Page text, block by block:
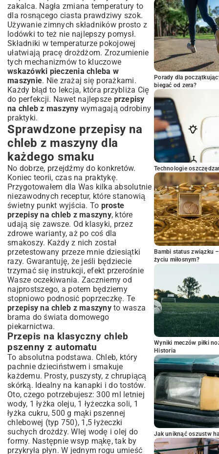
zakalca. Nagła zmiana temperatury to
dla rosnącego ciasta prawdziwy szok.
Używanie zimnych składników prosto z
lodówki to też nie najlepszy pomysł.
Składniki w temperaturze pokojowej
ułatwiają pracę drożdżom. Zrozumienie
tych mechanizmów to kluczowe
wskazówki pieczenia chleba w
maszynie. Nie zrażaj się porażkami.
Każdy błąd to lekcja, która przybliża Cię
do perfekcji. Nawet najlepsze przepisy
na chleb z maszyny wymagają odrobiny
praktyki.
Sprawdzone przepisy na
chleb z maszyny dla
każdego smaku
No dobrze, przejdźmy do konkretów.
Koniec teorii, czas na praktykę.
Przygotowałem dla Was kilka absolutnie
niezawodnych receptur, które stanowią
świetny punkt wyjścia. To proste
przepisy na chleb z maszyny, które
udają się zawsze. Od klasyki, przez
zdrowe warianty, aż po coś dla
smakoszy. Każdy z nich został
przetestowany przeze mnie dziesiątki
razy. Gwarantuję, że jeśli będziecie
trzymać się instrukcji, efekt przerośnie
Wasze oczekiwania. Zaczniemy od
najprostszego, a potem będziemy
stopniowo podnosić poprzeczkę. Te
przepisy na chleb z maszynyto wasza
brama do świata domowego
piekarnictwa.
Przepis na klasyczny chleb
pszenny z automatu
To absolutna podstawa. Chleb, który
pachnie dzieciństwem i smakuje
każdemu. Prosty, puszysty, z chrupiącą
skórką. Idealny na kanapki i do tostów.
Oto, czego potrzebujesz: 300 ml letniej
wody, 1 łyżka oleju, 1 łyżeczka soli, 1
łyżka cukru, 500 g mąki pszennej
chlebowej (typ 750), 1,5 łyżeczki
suchych drożdży. Wlej wodę i olej do
formy. Następnie wsyp mąkę, tak by
przykryła płyn. W jednym rogu umieść
Porady dla
biegać od zera?
Technologie
Bambi status związku
życiu miłosnym?
Wyniki meczów piłki
Historia
Jak uniknąć oszustw